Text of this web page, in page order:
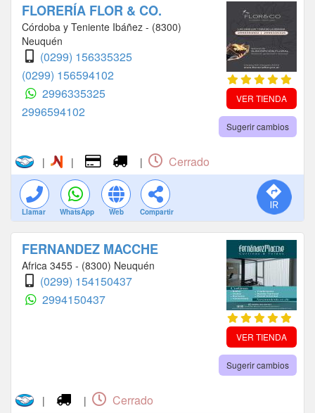
FLORERÍA FLOR & CO.
Córdoba y Teniente Ibáñez - (8300)
Neuquén
(0299) 156335325
(0299) 156594102
2996335325
2996594102
VER TIENDA
Sugerir cambios
| | | Cerrado
Llamar WhatsApp Web Compartir
FERNANDEZ MACCHE
Africa 3455 - (8300) Neuquén
(0299) 154150437
2994150437
VER TIENDA
Sugerir cambios
| | Cerrado